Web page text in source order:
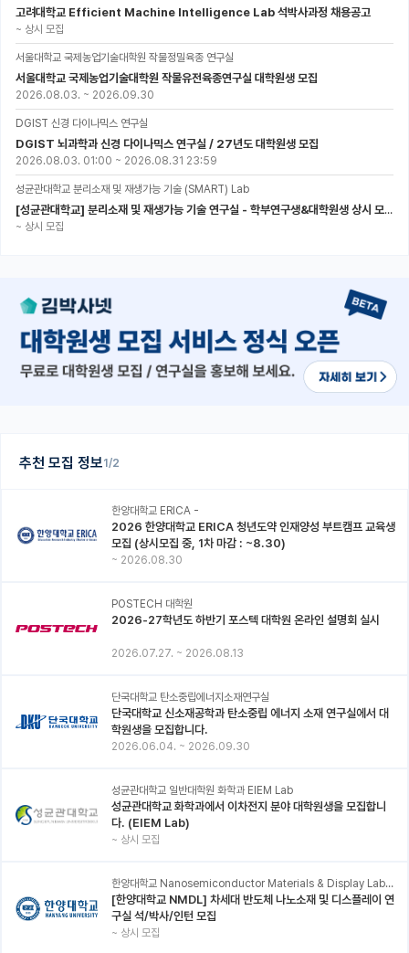
추천 모집 정보1/2
한양대학교 ERICA -
2026 한양대학교 ERICA 청년도약 인재양성 부트캠프 교육생
모집 (상시모집 중, 1차 마감 : ~8.30)
~ 2026.08.30
POSTECH 대학원
2026-27학년도 하반기 포스텍 대학원 온라인 설명회 실시
2026.07.27. ~ 2026.08.13
단국대학교 탄소중립에너지소재연구실
단국대학교 신소재공학과 탄소중립 에너지 소재 연구실에서 대
학원생을 모집합니다.
2026.06.04. ~ 2026.09.30
성균관대학교 일반대학원 화학과 EIEM Lab
성균관대학교 화학과에서 이차전지 분야 대학원생을 모집합니
다. (EIEM Lab)
~ 상시 모집
한양대학교 Nanosemiconductor Materials & Display Laboratory
[한양대학교 NMDL] 차세대 반도체 나노소재 및 디스플레이 연
구실 석/박사/인턴 모집
~ 상시 모집
고려대학교 Efficient Machine Intelligence Lab 석박사과정 채용공고
~ 상시 모집
서울대학교 국제농업기술대학원 작물정밀육종 연구실
서울대학교 국제농업기술대학원 작물유전육종연구실 대학원생 모집
2026.08.03. ~ 2026.09.30
DGIST 신경 다이나믹스 연구실
DGIST 뇌과학과 신경 다이나믹스 연구실 / 27년도 대학원생 모집
2026.08.03. 01:00 ~ 2026.08.31 23:59
성균관대학교 분리소재 및 재생가능 기술 (SMART) Lab
[성균관대학교] 분리소재 및 재생가능 기술 연구실 - 학부연구생&대학원생 상시 모집 (미래에너지공학과)
~ 상시 모집